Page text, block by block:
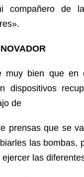
compañero de
muy bien que en
dispositivos
de
prensas que se
las bombas,
las